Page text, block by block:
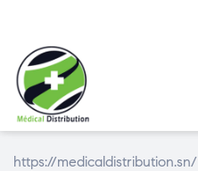
https://medicaldistribution.sn/